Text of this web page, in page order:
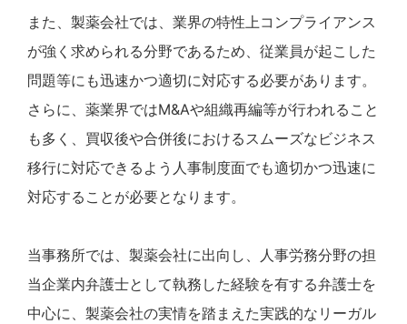
また、製薬会社では、業界の特性上コンプライアンス
が強く求められる分野であるため、従業員が起こした
問題等にも迅速かつ適切に対応する必要があります。
さらに、薬業界ではM&Aや組織再編等が行われること
も多く、買収後や合併後におけるスムーズなビジネス
移行に対応できるよう人事制度面でも適切かつ迅速に
対応することが必要となります。
当事務所では、製薬会社に出向し、人事労務分野の担
当企業内弁護士として執務した経験を有する弁護士を
中心に、製薬会社の実情を踏まえた実践的なリーガル